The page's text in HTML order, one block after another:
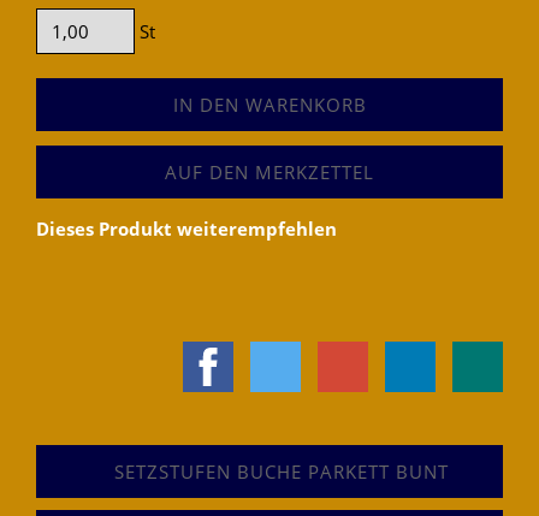
St
IN DEN WARENKORB
AUF DEN MERKZETTEL
Dieses Produkt weiterempfehlen
SETZSTUFEN BUCHE PARKETT BUNT